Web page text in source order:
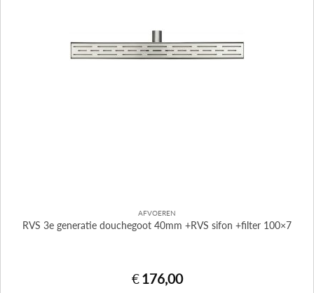
AFVOEREN
RVS 3e generatie douchegoot 40mm +RVS sifon +filter 100×7
€ 176,00